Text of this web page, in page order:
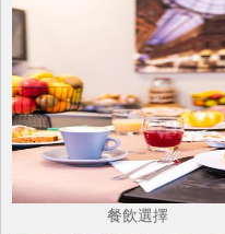
餐飲選擇